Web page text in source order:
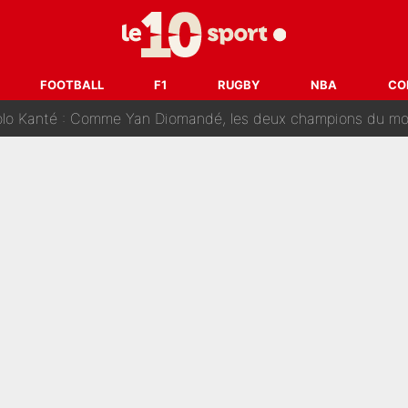
FOOTBALL F1 RUGBY NBA
CMA CGM recrute plusieurs coureurs pour offrir à Paul Seixas une
partance pour le PSG, le héros de la finale de la Coupe du monde
Kanté : Comme Yan Diomandé, les deux champions du